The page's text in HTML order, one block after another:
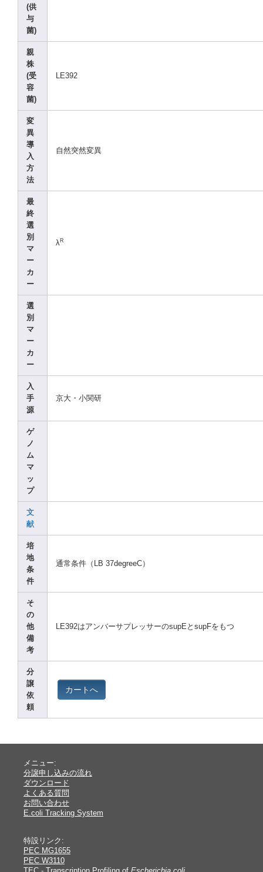
(供
与
菌)
親
株
(受
容
菌)
LE392
変
異
導
入
方
法
自然突然変異
最
終
選
別
マ
ー
カ
ー
λR
選
別
マ
ー
カ
ー
入
手
源
京大・小関研
ゲ
ノ
ム
マ
ッ
プ
文
献
培
地
条
件
通常条件（LB 37degreeC）
そ
の
他
備
考
LE392はアンバーサプレッサーのsupEとsupFをもつ
分
譲
依
頼
カートへ
メニュー:
分譲申し込みの流れ
ダウンロード
よくある質問
お問い合わせ
E.coli Tracking System
特設リンク:
PEC MG1655
PEC W3110